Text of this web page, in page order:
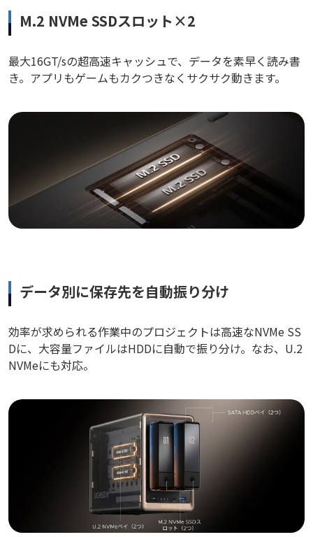
M.2 NVMe SSDスロット×2
最大16GT/sの超高速キャッシュで、データを素早く読み書
き。アプリもゲームもカクつきなくサクサク動きます。
データ別に保存先を自動振り分け
効率が求められる作業中のプロジェクトは高速なNVMe SS
Dに、大容量ファイルはHDDに自動で振り分け。なお、U.2
NVMeにも対応。